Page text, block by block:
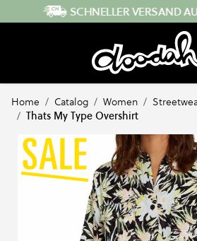
Direkt zum InhaltSCHNELLER VERSAND
Home / Catalog / Women /
/ Thats My Type Overshirt